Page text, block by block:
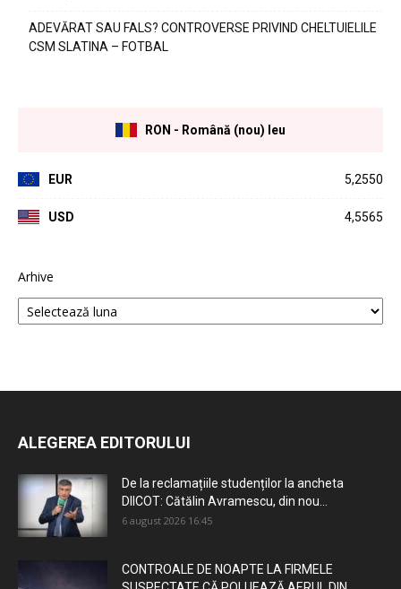
ADEVĂRAT SAU FALS? CONTROVERSE PRIVIND CHELTUIELILE
CSM SLATINA – FOTBAL
RON - Română (nou) leu
EUR 5,2550
USD 4,5565
Arhive
ALEGEREA EDITORULUI
De la reclamațiile studenților la ancheta
DIICOT: Cătălin Avramescu, din nou...
6 august 2026 16:45
CONTROALE DE NOAPTE LA FIRMELE